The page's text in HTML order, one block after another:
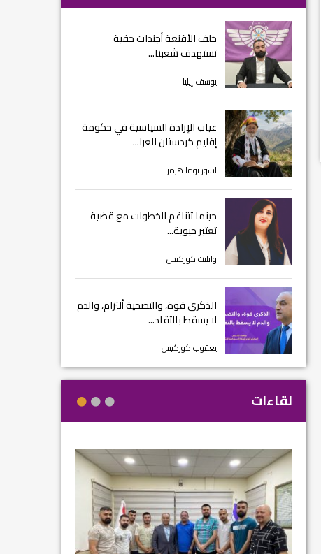
خلف الأقنعة أجندات خفية
تستهدف شعبنا...
يوسف إيليا
غياب الإرادة السياسية في حكومة
إقليم كردستان العرا...
اشور توما هرمز
حينما تتناغم الخطوات مع قضية
تعتبر حيوية...
وايليت كوركيس
الذكرى قوة، والتضحية ألتزام، والدم
لا يسقط بالتقاد...
يعقوب كوركيس
لقاءات